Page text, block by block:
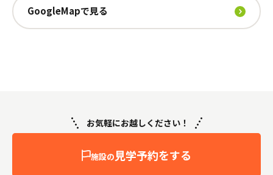
GoogleMapで見る
お気軽にお越しください！
施設の 見学予約をする